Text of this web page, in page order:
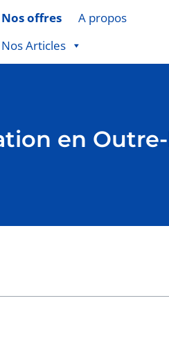
Nos offres
A propos
Nos Articles
en